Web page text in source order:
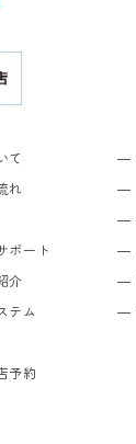
て
れ
ポート
介
テム
予約